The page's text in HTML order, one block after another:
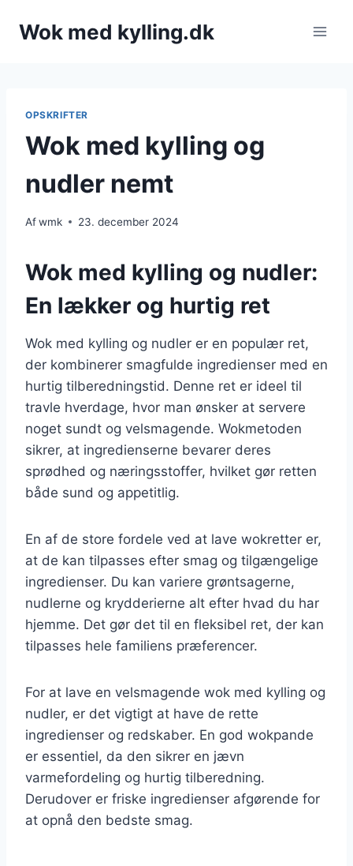
Wok med kylling.dk
OPSKRIFTER
Wok med kylling og
nudler nemt
Afwmk 23. december 2024
Wok med kylling og nudler:
En lækker og hurtig ret
Wok med kylling og nudler er en populær ret,
der kombinerer smagfulde ingredienser med en
hurtig tilberedningstid. Denne ret er ideel til
travle hverdage, hvor man ønsker at servere
noget sundt og velsmagende. Wokmetoden
sikrer, at ingredienserne bevarer deres
sprødhed og næringsstoffer, hvilket gør retten
både sund og appetitlig.
En af de store fordele ved at lave wokretter er,
at de kan tilpasses efter smag og tilgængelige
ingredienser. Du kan variere grøntsagerne,
nudlerne og krydderierne alt efter hvad du har
hjemme. Det gør det til en fleksibel ret, der kan
tilpasses hele familiens præferencer.
For at lave en velsmagende wok med kylling og
nudler, er det vigtigt at have de rette
ingredienser og redskaber. En god wokpande
er essentiel, da den sikrer en jævn
varmefordeling og hurtig tilberedning.
Derudover er friske ingredienser afgørende for
at opnå den bedste smag.